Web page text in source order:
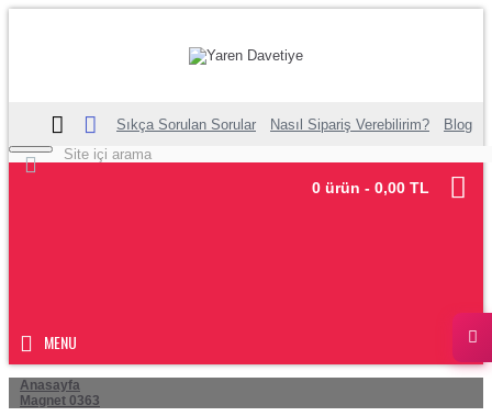
0 ürün - 0,00 TL
Sıkça Sorulan Sorular Nasıl Sipariş Verebilirim? Blog
MENU
Anasayfa
Magnet 0363